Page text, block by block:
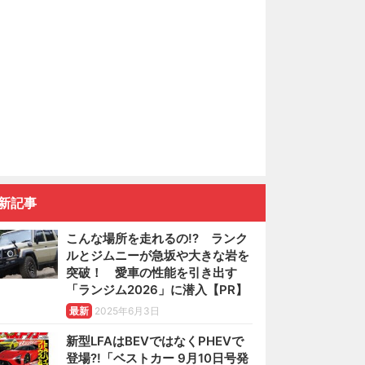
記事
こんな場所を走れるの!? ランク
ルとジムニーが急坂や大きな岩を
突破！ 愛車の性能を引き出す
「ランジム2026」に潜入【PR】
最新 2025年6月3日
新型LFAはBEVではなくPHEVで
登場?!「ベストカー 9月10日号発